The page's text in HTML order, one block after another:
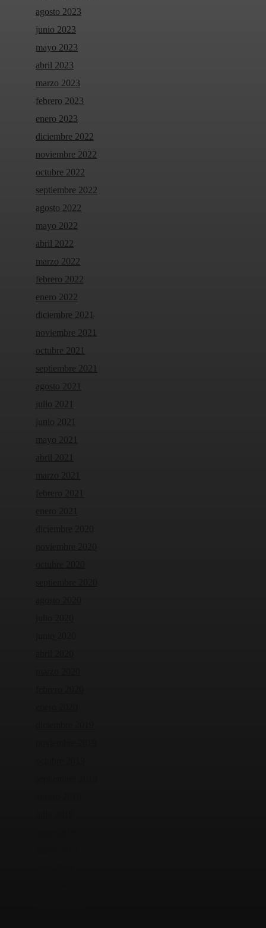
agosto 2023
junio 2023
mayo 2023
abril 2023
marzo 2023
febrero 2023
enero 2023
diciembre 2022
noviembre 2022
octubre 2022
septiembre 2022
agosto 2022
mayo 2022
abril 2022
marzo 2022
febrero 2022
enero 2022
diciembre 2021
noviembre 2021
octubre 2021
septiembre 2021
agosto 2021
julio 2021
junio 2021
mayo 2021